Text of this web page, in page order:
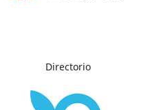
Directorio